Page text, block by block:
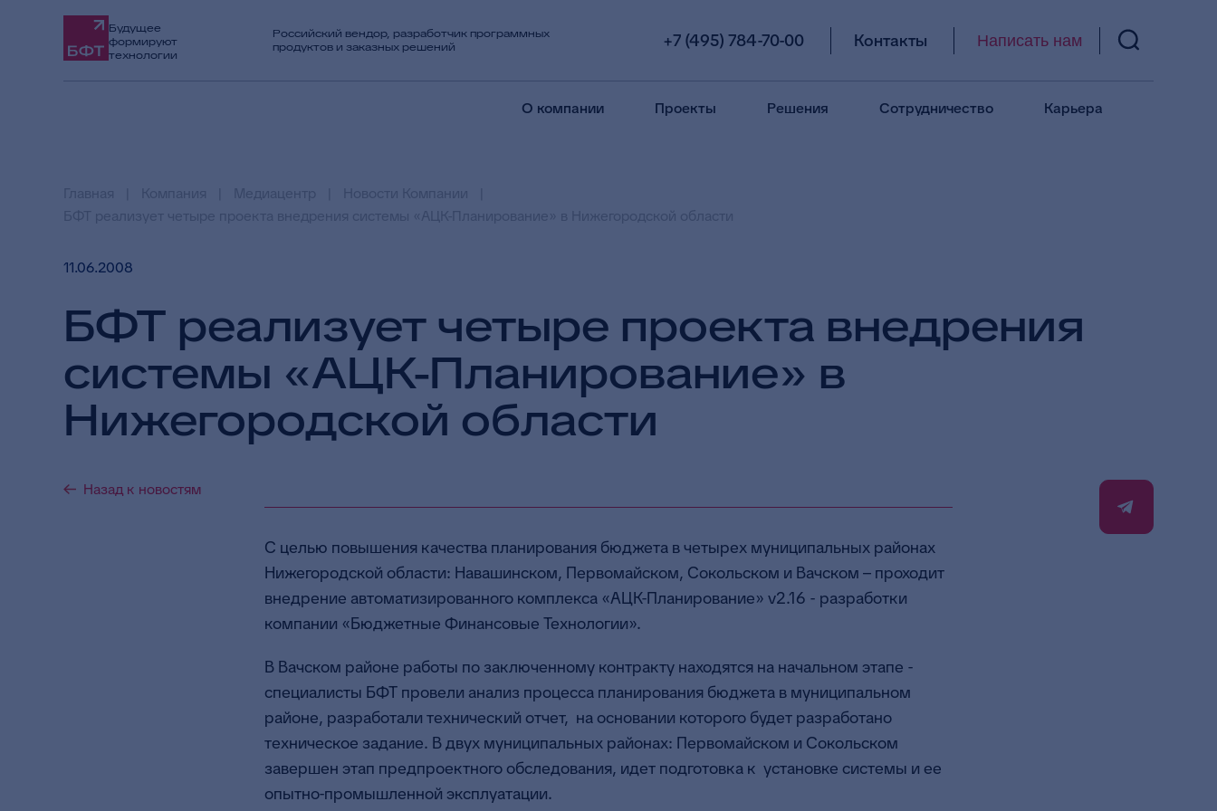
Будущее
формируют
технологии
Российский вендор, разработчик программных
продуктов и заказных решений
+7 (495) 784-70-00 Контакты Написать нам
О компании Проекты Решения Сотрудничество Карьера
11.06.2008
БФТ реализует четыре проекта внедрения
системы «АЦК-Планирование» в
Нижегородской области
Назад к новостям
С целью повышения качества планирования бюджета в четырех муниципальных районах
Нижегородской области: Навашинском, Первомайском, Сокольском и Вачском – проходит
внедрение автоматизированного комплекса «АЦК-Планирование» v2.16 - разработки
компании «Бюджетные Финансовые Технологии».
В Вачском районе работы по заключенному контракту находятся на начальном этапе -
специалисты БФТ провели анализ процесса планирования бюджета в муниципальном
районе, разработали технический отчет, на основании которого будет разработано
техническое задание. В двух муниципальных районах: Первомайском и Сокольском
завершен этап предпроектного обследования, идет подготовка к установке системы и ее
опытно-промышленной эксплуатации.